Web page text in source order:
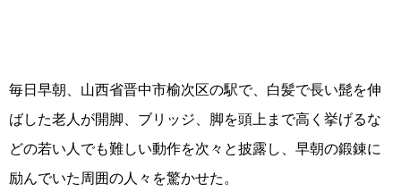
中日対訳
毎日早朝、山西省晋中市榆次区の駅で、白髪で長い髭を伸
ばした老人が開脚、ブリッジ、脚を頭上まで高く挙げるな
どの若い人でも難しい動作を次々と披露し、早朝の鍛錬に
励んでいた周囲の人々を驚かせた。